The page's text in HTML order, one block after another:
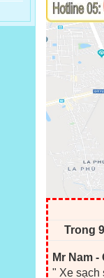
Trong
Mr Nam
" Xe sạch